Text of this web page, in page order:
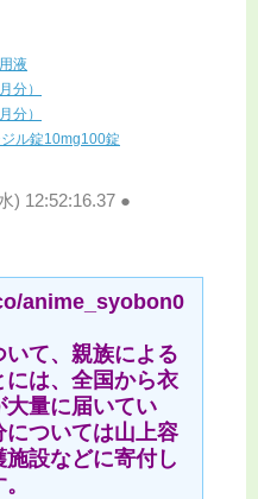
液
分）
分）
ル錠10mg100錠
) 12:52:16.37 ●
anime_syobon0
て、親族による
には、全国から衣
大量に届いてい
ついては山上容
設などに寄付し